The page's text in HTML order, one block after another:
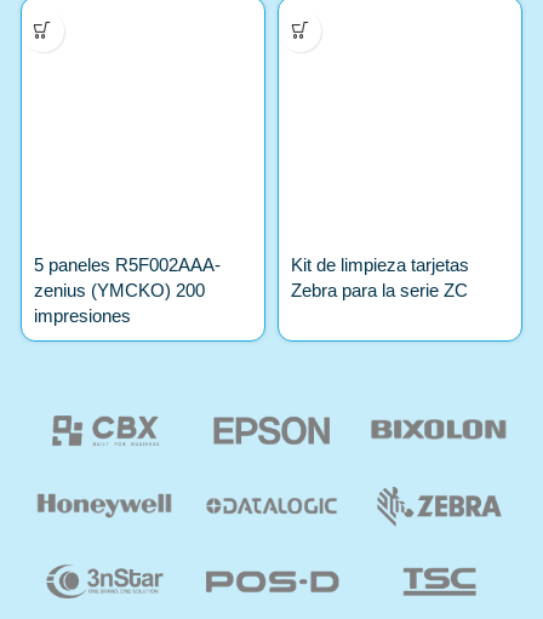
5 paneles R5F002AAA-
zenius (YMCKO) 200
impresiones
Kit de limpieza tarjetas
Zebra para la serie ZC